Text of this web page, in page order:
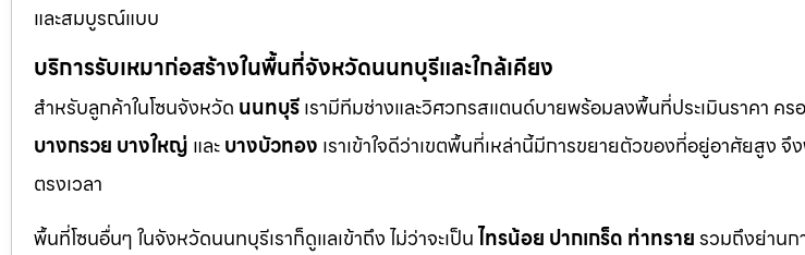
และสมบูรณ์แบบ
บริการรับเหมาก่อสร้างในพื้นที่จังหวัดนนทบุรีและใกล้เคียง
สำหรับลูกค้าในโซนจังหวัด นนทบุรีเรามีทีมช่างและวิศวกรสแตนด์บายพร้อมลงพื้นที่ประเมินราคา คร
บางกรวย บางใหญ่ และบางบัวทอง เราเข้าใจดีว่าเขตพื้นที่เหล่านี้มีการขยายตัวของที่อยู่อาศัยสูง จึ
ตรงเวลา
พื้นที่โซนอื่นๆ ในจังหวัดนนทบุรีเราก็ดูแลเข้าถึง ไม่ว่าจะเป็นไทรน้อย ปากเกร็ด ท่าทรายรวมถึงย่านก